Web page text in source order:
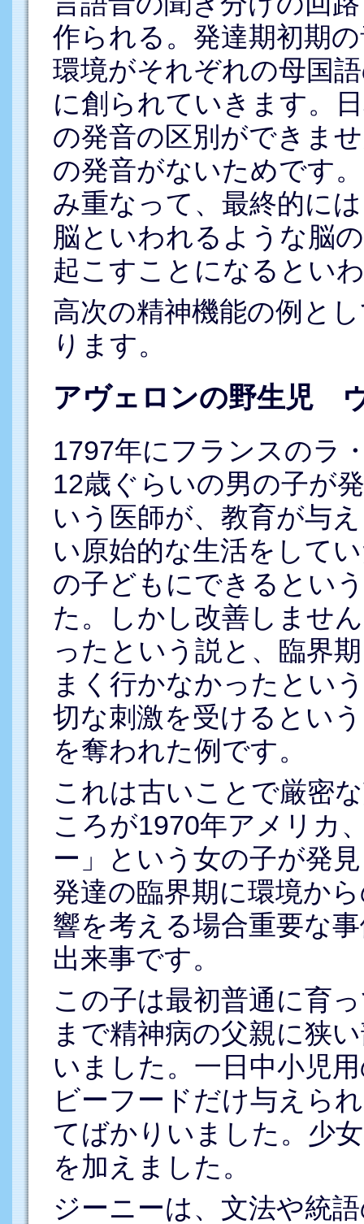
作られる。発達期初期
環境がそれぞれの母国
に創られていきます。
の発音の区別ができま
の発音がないためです
み重なって、最終的に
脳といわれるような脳
起こすことになるとい
高次の精神機能の例と
ります。
アヴェロンの野生児
1797年にフランスのラ
12歳ぐらいの男の子が
いう医師が、教育が与
い原始的な生活をして
の子どもにできるとい
た。しかし改善しませ
ったという説と、臨界
まく行かなかったとい
切な刺激を受けるとい
を奪われた例です。
これは古いことで厳密
ころが1970年アメリカ
ー」という女の子が発
発達の臨界期に環境か
響を考える場合重要な
出来事です。
この子は最初普通に育
まで精神病の父親に狭
いました。一日中小児
ビーフードだけ与えら
てばかりいました。少
を加えました。
ジーニーは、文法や統